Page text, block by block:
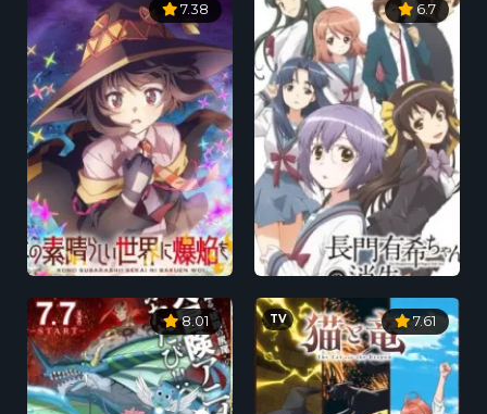
6.7
7.38
7.61
TV
8.01